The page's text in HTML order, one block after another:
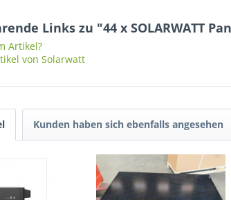
Links zu "44 x SOLARWATT
Artikel?
von Solarwatt
Kunden haben sich ebenfalls angesehen